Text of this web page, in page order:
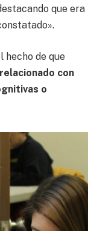
que era
hecho de que
con
o